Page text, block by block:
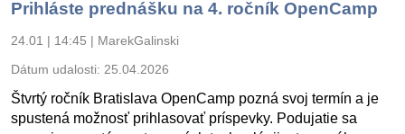
Prihláste prednášku na 4. ročník OpenCamp
24.01 | 14:45 | MarekGalinski
Dátum udalosti: 25.04.2026
Štvrtý ročník Bratislava OpenCamp pozná svoj termín a je
spustená možnosť prihlasovať príspevky. Podujatie sa